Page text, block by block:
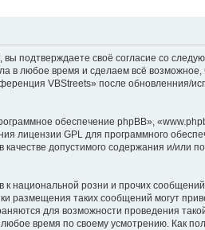
подтверждаете своё согласие со
любое время и сделаем всё
VBStreets» после обновленния/
обеспечение phpBB»,
лицензии GPL для программного
допустимого содержания и/или
национальной розни и прочих
размещения таких сообщений могут
для возможности проведения
время по своему усмотрению. Как